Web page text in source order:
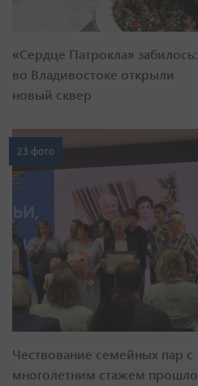
«Сердце Патрокла» забилось:
во Владивостоке открыли
новый сквер
23 фото
Чествование семейных пар с
многолетним стажем прошло